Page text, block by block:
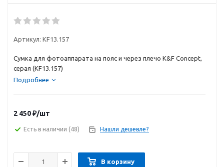
Артикул: KF13.157
Cумка для фотоаппарата на пояс и через плечо K&F Concept,
серая (KF13.157)
Подробнее
2 450₽/шт
Есть в наличии (48) Нашли дешевле?
В корзину